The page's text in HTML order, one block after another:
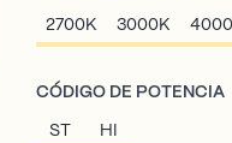
2700K 3000K
CÓDIGO DE POTENCIA
ST HI